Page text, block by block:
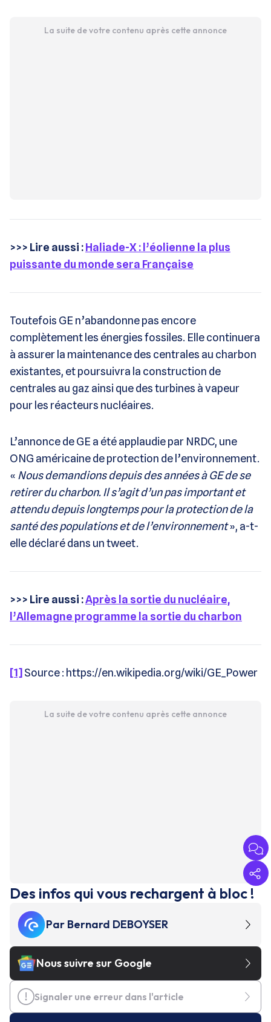
La suite de votre contenu après cette annonce
>>> Lire aussi :Haliade-X : l’éolienne la plus
puissante du monde sera Française
Toutefois GE n’abandonne pas encore
complètement les énergies fossiles. Elle continuera
à assurer la maintenance des centrales au charbon
existantes, et poursuivra la construction de
centrales au gaz ainsi que des turbines à vapeur
pour les réacteurs nucléaires.
L’annonce de GE a été applaudie par NRDC, une
ONG américaine de protection de l’environnement.
« Nous demandions depuis des années à GE de se
retirer du charbon. Il s’agit d’un pas important et
attendu depuis longtemps pour la protection de la
santé des populations et de l’environnement», a-t-
elle déclaré dans un tweet.
>>> Lire aussi :Après la sortie du nucléaire,
l’Allemagne programme la sortie du charbon
[1] Source : https://en.wikipedia.org/wiki/GE_Power
La suite de votre contenu après cette annonce
Des infos qui vous rechargent à bloc !
Par Bernard DEBOYSER
Nous suivre sur Google
Signaler une erreur dans l'article